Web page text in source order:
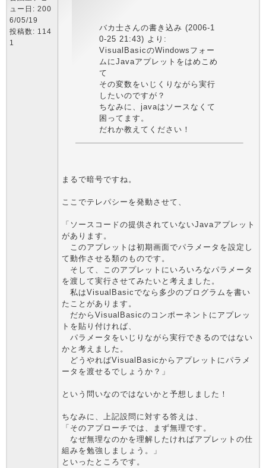
ュー日: 200
6/05/19
投稿数: 114
1
バカ士さんの書き込み (2006-1
0-25 21:43) より:
VisualBasicのWindowsフォー
ムにJavaアプレットをはめこめ
て
その変数をいじくりながら実行
したいのですが？
ちなみに、javaはソースなくて
困ってます。
だれか教えてください！
まるで暗号ですね。
ここでテレパシーを発動させて、
「ソースコードの提供されていないJavaアプレット
があります。
このアプレットは初期画面でパラメータを設定し
て動作させる類のものです。
そして、このアプレットにいろいろなパラメータ
を渡して実行させてみたいと考えました。
私はVisualBasicでなら多少のプログラムを書い
たことがあります。
だからVisualBasicのコンポーネントにアプレッ
トを貼り付ければ、
パラメータをいじりながら実行できるのではない
かと考えました。
どうやればVisualBasicからアプレットにパラメ
ータを渡せるでしょうか？」
という問いなのではないかと予想しました！
ちなみに、上記設問に対する答えは、
「そのアプローチでは、まず無理です。
なぜ無理なのかを理解したければアプレットの仕
組みを勉強しましょう。」
といったところです。